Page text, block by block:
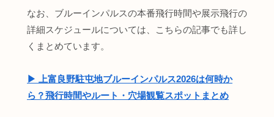
なお、ブルーインパルスの本番飛行時間や展示飛行の
詳細スケジュールについては、こちらの記事でも詳し
くまとめています。
▶︎ 上富良野駐屯地ブルーインパルス2026は何時か
ら？飛行時間やルート・穴場観覧スポットまとめ